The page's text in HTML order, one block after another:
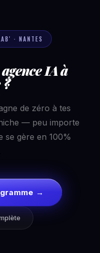
· NANTES
IA à
de zéro à tes
— peu importe
se gère en 100%
→